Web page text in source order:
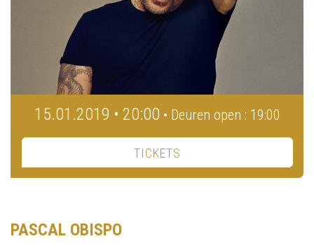
15.01.2019 • 20:00 • Deuren open : 19:00
TICKETS
PASCAL OBISPO